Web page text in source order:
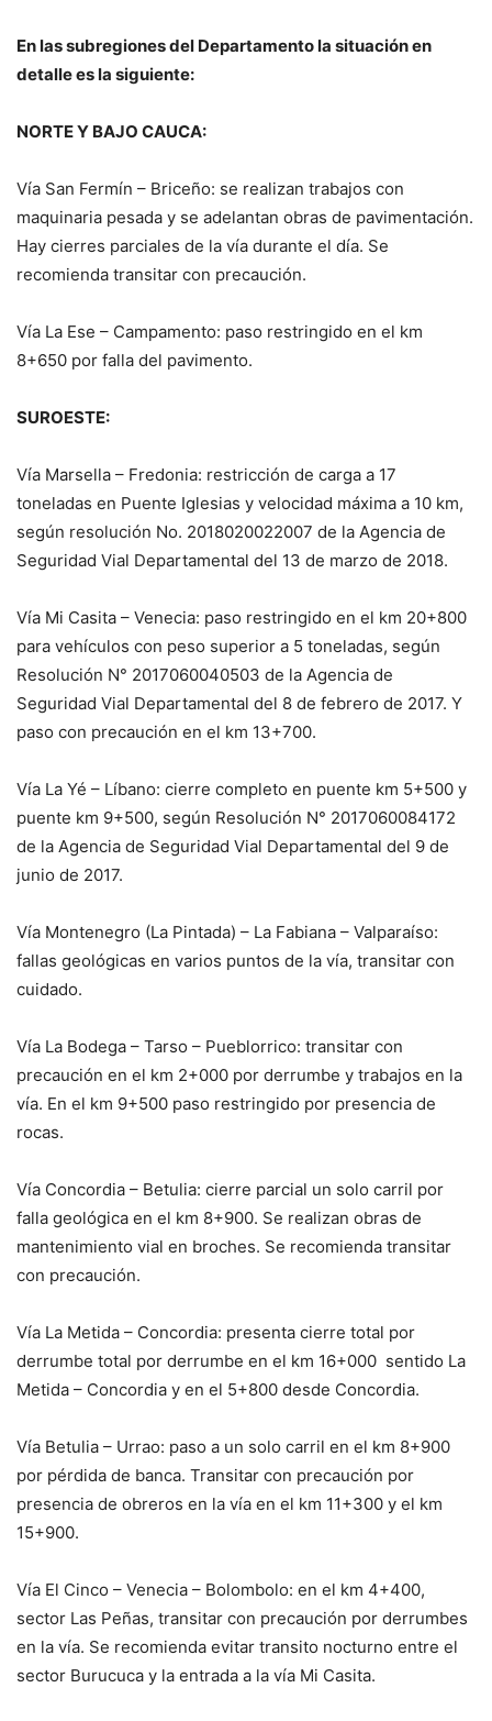
En las subregiones del Departamento la situación en
detalle es la siguiente:
NORTE Y BAJO CAUCA:
Vía San Fermín – Briceño: se realizan trabajos con
maquinaria pesada y se adelantan obras de pavimentación.
Hay cierres parciales de la vía durante el día. Se
recomienda transitar con precaución.
Vía La Ese – Campamento: paso restringido en el km
8+650 por falla del pavimento.
SUROESTE:
Vía Marsella – Fredonia: restricción de carga a 17
toneladas en Puente Iglesias y velocidad máxima a 10 km,
según resolución No. 2018020022007 de la Agencia de
Seguridad Vial Departamental del 13 de marzo de 2018.
Vía Mi Casita – Venecia: paso restringido en el km 20+800
para vehículos con peso superior a 5 toneladas, según
Resolución N° 2017060040503 de la Agencia de
Seguridad Vial Departamental del 8 de febrero de 2017. Y
paso con precaución en el km 13+700.
Vía La Yé – Líbano: cierre completo en puente km 5+500 y
puente km 9+500, según Resolución N° 2017060084172
de la Agencia de Seguridad Vial Departamental del 9 de
junio de 2017.
Vía Montenegro (La Pintada) – La Fabiana – Valparaíso:
fallas geológicas en varios puntos de la vía, transitar con
cuidado.
Vía La Bodega – Tarso – Pueblorrico: transitar con
precaución en el km 2+000 por derrumbe y trabajos en la
vía. En el km 9+500 paso restringido por presencia de
rocas.
Vía Concordia – Betulia: cierre parcial un solo carril por
falla geológica en el km 8+900. Se realizan obras de
mantenimiento vial en broches. Se recomienda transitar
con precaución.
Vía La Metida – Concordia: presenta cierre total por
derrumbe total por derrumbe en el km 16+000 sentido La
Metida – Concordia y en el 5+800 desde Concordia.
Vía Betulia – Urrao: paso a un solo carril en el km 8+900
por pérdida de banca. Transitar con precaución por
presencia de obreros en la vía en el km 11+300 y el km
15+900.
Vía El Cinco – Venecia – Bolombolo: en el km 4+400,
sector Las Peñas, transitar con precaución por derrumbes
en la vía. Se recomienda evitar transito nocturno entre el
sector Burucuca y la entrada a la vía Mi Casita.